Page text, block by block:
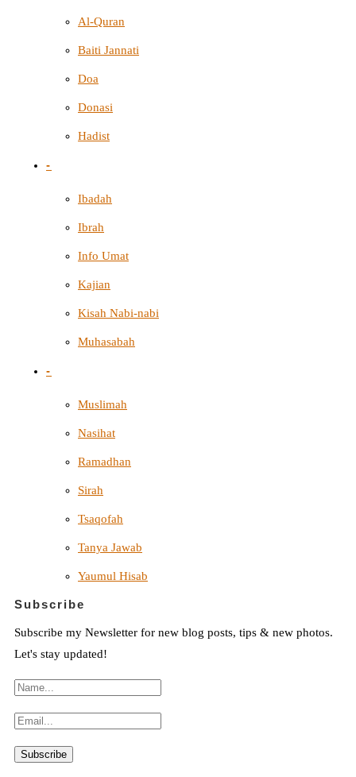
Al-Quran
Baiti Jannati
Doa
Donasi
Hadist
-
Ibadah
Ibrah
Info Umat
Kajian
Kisah Nabi-nabi
Muhasabah
-
Muslimah
Nasihat
Ramadhan
Sirah
Tsaqofah
Tanya Jawab
Yaumul Hisab
Subscribe
Subscribe my Newsletter for new blog posts, tips & new photos.
Let's stay updated!